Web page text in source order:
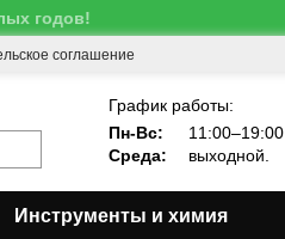
годов!
соглашение
График работы:
Пн-Вс:
11:00–19:00
Среда:
выходной.
Инструменты и химия